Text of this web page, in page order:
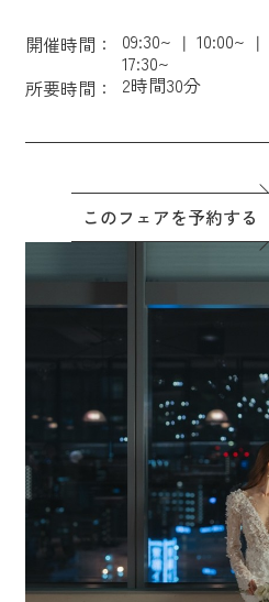
開催時間： 09:30~ 10:00~
17:30~
所要時間：
2時間30分
このフェアを予約する